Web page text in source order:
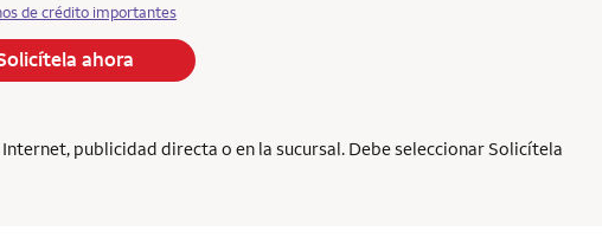
de crédito importantes
ahora
publicidad directa o en la sucursal. Debe seleccionar Solicítela